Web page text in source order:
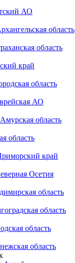
АО
область
область
край
область
АО
область
область
край
Осетия
область
область
область
область